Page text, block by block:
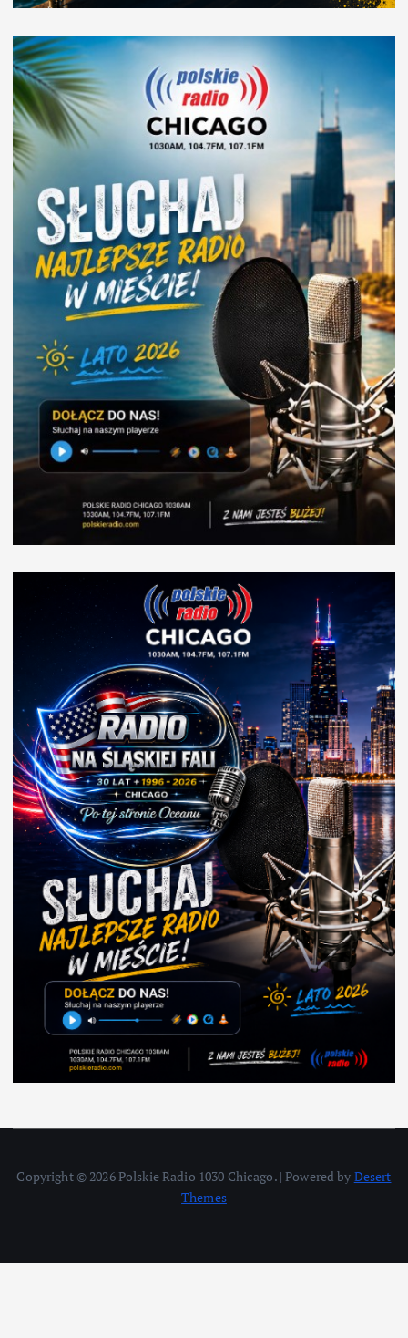
Copyright © 2026 Polskie Radio 1030 Chicago. | Powered by Desert
Themes